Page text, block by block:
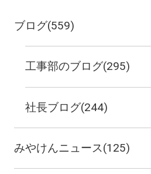
ブログ(559)
工事部のブログ(295)
社長ブログ(244)
みやけんニュース(125)